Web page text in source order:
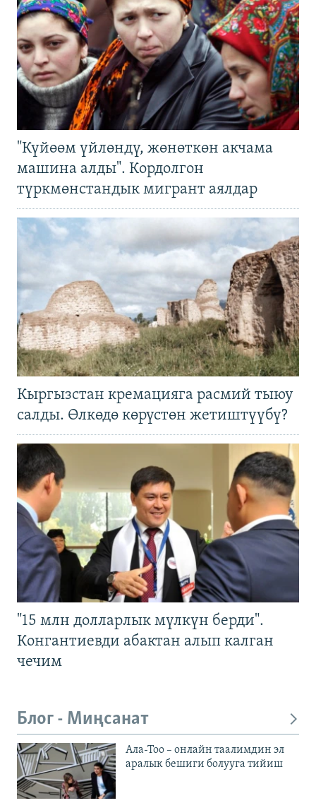
"Күйөөм үйлөндү, жөнөткөн акчама
машина алды". Кордолгон
түркмөнстандык мигрант аялдар
Кыргызстан кремацияга расмий тыюу
салды. Өлкөдө көрүстөн жетиштүүбү?
"15 млн долларлык мүлкүн берди".
Конгантиевди абактан алып калган
чечим
Блог - Миңсанат
Ала-Тоо – онлайн таалимдин эл
аралык бешиги болууга тийиш